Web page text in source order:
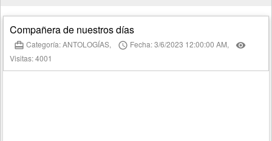
Compañera de nuestros días
card_travel Categoría: ANTOLOGÍAS, access_time Fecha: 3/6/2023 12:00:00 AM,
remove_red_eye
Visitas: 4001